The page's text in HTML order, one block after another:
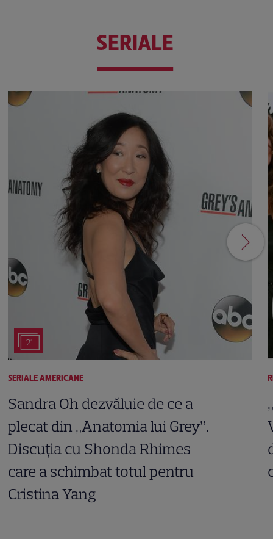
SERIALE
21
SERIALE AMERICANE
Sandra Oh dezvăluie de ce a
plecat din „Anatomia lui Grey”.
Discuția cu Shonda Rhimes
care a schimbat totul pentru
Cristina Yang